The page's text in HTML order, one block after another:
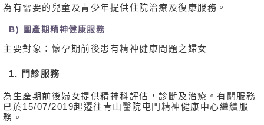
為有需要的兒童及青少年提供住院治療及復康服務。
B) 圍產期精神健康服務
主要對象：懷孕期前後患有精神健康問題之婦女
1. 門診服務
為生產期前後婦女提供精神科評估，診斷及治療。有關服務
已於15/07/2019起遷往青山醫院屯門精神健康中心繼續服
務。